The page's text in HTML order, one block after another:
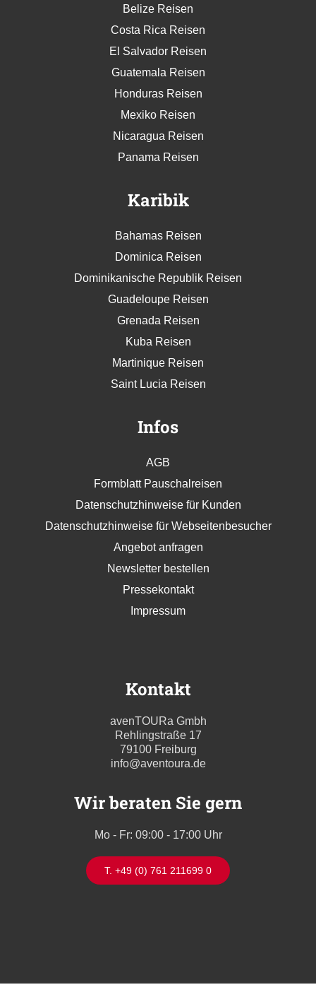
Belize Reisen
Costa Rica Reisen
El Salvador Reisen
Guatemala Reisen
Honduras Reisen
Mexiko Reisen
Nicaragua Reisen
Panama Reisen
Karibik
Bahamas Reisen
Dominica Reisen
Dominikanische Republik Reisen
Guadeloupe Reisen
Grenada Reisen
Kuba Reisen
Martinique Reisen
Saint Lucia Reisen
Infos
AGB
Formblatt Pauschalreisen
Datenschutzhinweise für Kunden
Datenschutzhinweise für Webseitenbesucher
Angebot anfragen
Newsletter bestellen
Pressekontakt
Impressum
Kontakt
avenTOURa Gmbh
Rehlingstraße 17
79100 Freiburg
info@aventoura.de
Wir beraten Sie gern
Mo - Fr: 09:00 - 17:00 Uhr
T. +49 (0) 761 211699 0